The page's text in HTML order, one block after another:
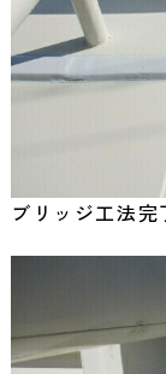
ブリッジ工法完